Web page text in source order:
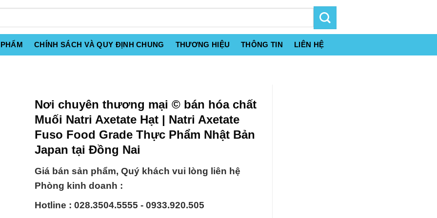
CHÍNH SÁCH VÀ QUY ĐỊNH CHUNG THƯƠNG HIỆU THÔNG TIN LIÊN HỆ
Nơi chuyên thương mại © bán hóa chất
Muối Natri Axetate Hạt | Natri Axetate
Fuso Food Grade Thực Phẩm Nhật Bản
Japan tại Đồng Nai
Giá bán sản phẩm, Quý khách vui lòng liên hệ
Phòng kinh doanh :
Hotline : 028.3504.5555 - 0933.920.505